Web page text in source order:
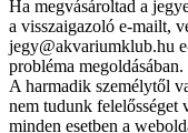
Ha megvásároltad a
a visszaigazoló e-mailt,
jegy@akvariumklub.hu
probléma megoldásában.
A harmadik személytől
nem tudunk felelősséget
minden esetben a